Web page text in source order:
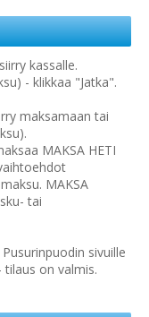
kassalle.
- klikkaa "Jatka".
maksamaan tai
MAKSA HETI
MAKSA
tai
sivuille
on valmis.